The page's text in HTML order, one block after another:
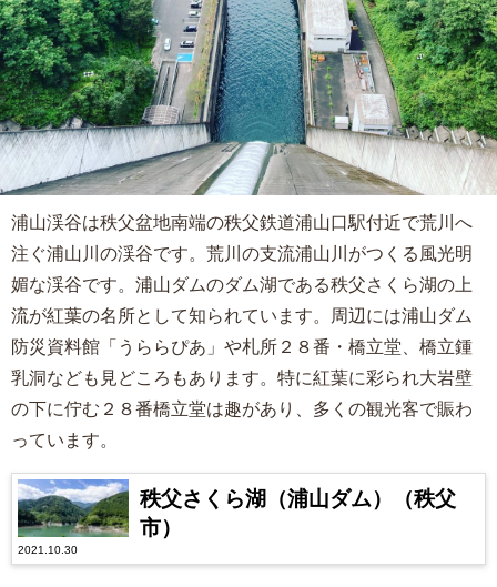
浦山渓谷は秩父盆地南端の秩父鉄道浦山口駅付近で荒川へ
注ぐ浦山川の渓谷です。荒川の支流浦山川がつくる風光明
媚な渓谷です。浦山ダムのダム湖である秩父さくら湖の上
流が紅葉の名所として知られています。周辺には浦山ダム
防災資料館「うららぴあ」や札所２８番・橋立堂、橋立鍾
乳洞なども見どころもあります。特に紅葉に彩られ大岩壁
の下に佇む２８番橋立堂は趣があり、多くの観光客で賑わ
っています。
秩父さくら湖（浦山ダム）（秩父
市）
2021.10.30